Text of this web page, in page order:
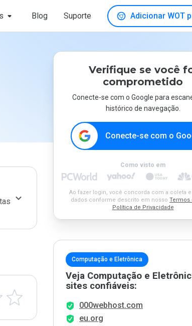
Blog Suporte Adicionar WOT
Verifique se você
comprometido
Conecte-se com o Google para
histórico de navegação.
Conecte-se com o
Como visto em
Ao fazer login, você concorda com a coleta
dados conforme descrito em nosso Termos
Política de Privacidade
Computação e Eletrônica
Veja Computação e
sites confiáveis:
000webhost.com
eu.org